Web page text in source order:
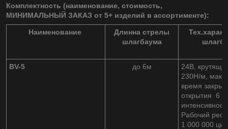
Комплектность (наименование, стоимость,
МИНИМАЛЬНЫЙ ЗАКАЗ от 5+ изделий в ассортименте):
Наименование
Длинна стрелы
шлагбаума
BV-5 до 6м
24В,
230Н/м,
время
открытия 6
Рабочий
1 000 000